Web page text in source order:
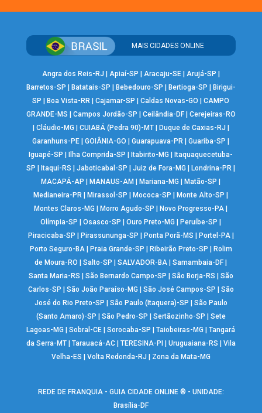
MAIS CIDADES ONLINE
Angra dos Reis-RJ Apiaí-SP Aracaju-SE| Arujá-SP
Barretos-SP
Batatais-SP Bebedouro-SP Bertioga-SP
Birigui-
SP
Boa Vista-RR |Cajamar-SP |Caldas Novas-GO |CAMPO
GRANDE-MS
Campos Jordão-SP Ceilândia-DF| Cerejeiras-RO
Cláudio-MG CUIABÁ (Pedra 90)-MT| Duque de Caxias-RJ
Garanhuns-PE |GOIÂNIA-GO |Guarapuava-PR |Guariba-SP
Iguapé-SP
Ilha Comprida-SP Itabirito-MG
Itaquaquecetuba-
SP
Itaqui-RS |Jaboticabal-SP |Juiz de Fora-MG Londrina-PR
MACAPÁ-AP
MANAUS-AM Mariana-MG Matão-SP
Medianeira-PR
Mirassol-SP Mococa-SP Monte Alto-SP
Montes Claros-MG
Morro Agudo-SP Novo Progresso-PA
Olímpia-SP
|Osasco-SP |Ouro Preto-MG Peruíbe-SP
Piracicaba-SP
Pirassununga-SP Ponta Porã-MS Portel-PA|
Porto Seguro-BA| Praia Grande-SP Ribeirão Preto-SP
Rolim
de Moura-RO
|Salto-SP |SALVADOR-BA |Samambaia-DF
Santa Maria-RS
São Bernardo Campo-SP São Borja-RS
São
Carlos-SP
São João Paraíso-MG São José Campos-SP
São
José do Rio Preto-SP
São Paulo (Itaquera)-SP
São Paulo
(Santo Amaro)-SP
São Pedro-SP Sertãozinho-SP
Sete
Lagoas-MG
|Sobral-CE |Sorocaba-SP |Taiobeiras-MG |Tangará
da Serra-MT| Tarauacá-AC| TERESINA-PI Uruguaiana-RS
Vila
Velha-ES
Volta Redonda-RJ Zona da Mata-MG
REDE DE FRANQUIA - GUIA CIDADE ONLINE ® - UNIDADE:
Brasília-DF